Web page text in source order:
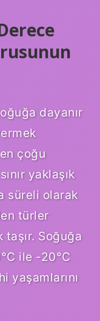
dayanır
çoğu
yaklaşık
süreli olarak
türler
taşır. Soğuğa
ile -20°C
yaşamlarını